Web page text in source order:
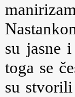
su jasne
toga se
su